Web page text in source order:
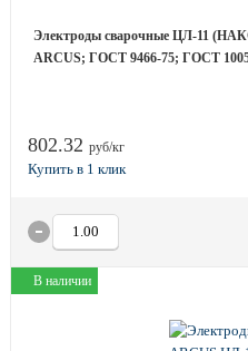
Электроды сварочные ЦЛ-11
ARCUS; ГОСТ 9466-75; ГОСТ
802.32 руб/кг
В наличии